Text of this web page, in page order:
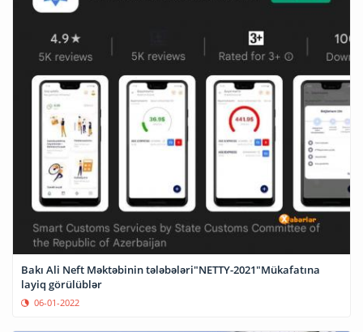
Bakı Ali Neft Məktəbinin tələbələri"NETTY-2021"Mükafatına
layiq görülüblər
06-01-2022